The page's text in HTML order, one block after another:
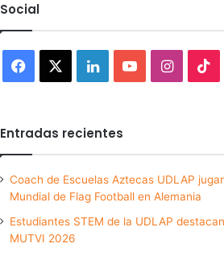
Social
Facebook LinkedInYouTube
Entradas recientes
Coach de Escuelas Aztecas UDLAP
Mundial de Flag Football en Alemania
Estudiantes STEM de la UDLAP
MUTVI 2026